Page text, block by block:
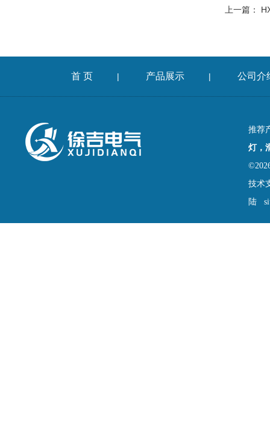
上一篇：
首 页 | 产品展示 | 公司介
推荐
灯，
技术
陆